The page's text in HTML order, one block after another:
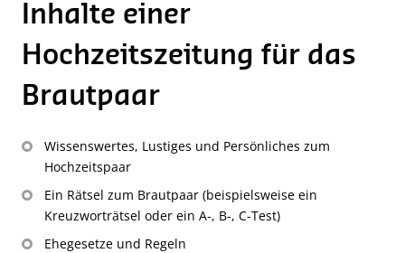
Inhalte einer
Hochzeitszeitung für das
Brautpaar
Wissenswertes, Lustiges und Persönliches zum
Hochzeitspaar
Ein Rätsel zum Brautpaar (beispielsweise ein
Kreuzworträtsel oder ein A-, B-, C-Test)
Ehegesetze und Regeln